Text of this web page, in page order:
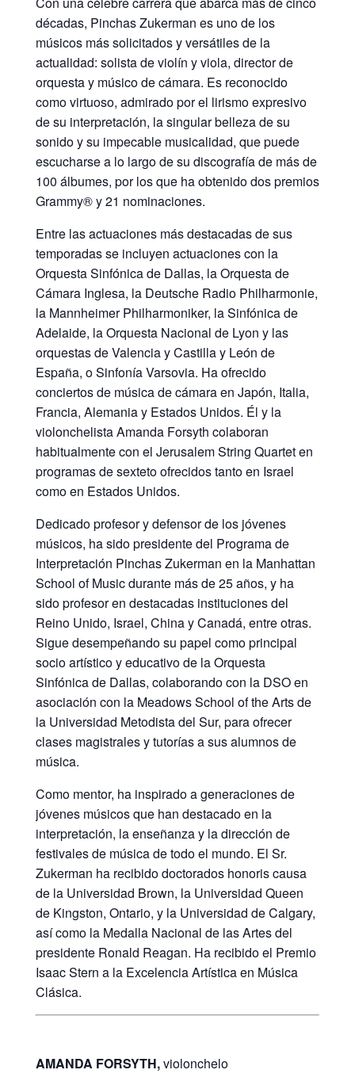
décadas, Pinchas Zukerman es uno de los
músicos más solicitados y versátiles de la
actualidad: solista de violín y viola, director de
orquesta y músico de cámara. Es reconocido
como virtuoso, admirado por el lirismo expresivo
de su interpretación, la singular belleza de su
sonido y su impecable musicalidad, que puede
escucharse a lo largo de su discografía de más de
100 álbumes, por los que ha obtenido dos premios
Grammy® y 21 nominaciones.
Entre las actuaciones más destacadas de sus
temporadas se incluyen actuaciones con la
Orquesta Sinfónica de Dallas, la Orquesta de
Cámara Inglesa, la Deutsche Radio Philharmonie,
la Mannheimer Philharmoniker, la Sinfónica de
Adelaide, la Orquesta Nacional de Lyon y las
orquestas de Valencia y Castilla y León de
España, o Sinfonía Varsovia. Ha ofrecido
conciertos de música de cámara en Japón, Italia,
Francia, Alemania y Estados Unidos. Él y la
violonchelista Amanda Forsyth colaboran
habitualmente con el Jerusalem String Quartet en
programas de sexteto ofrecidos tanto en Israel
como en Estados Unidos.
Dedicado profesor y defensor de los jóvenes
músicos, ha sido presidente del Programa de
Interpretación Pinchas Zukerman en la Manhattan
School of Music durante más de 25 años, y ha
sido profesor en destacadas instituciones del
Reino Unido, Israel, China y Canadá, entre otras.
Sigue desempeñando su papel como principal
socio artístico y educativo de la Orquesta
Sinfónica de Dallas, colaborando con la DSO en
asociación con la Meadows School of the Arts de
la Universidad Metodista del Sur, para ofrecer
clases magistrales y tutorías a sus alumnos de
música.
Como mentor, ha inspirado a generaciones de
jóvenes músicos que han destacado en la
interpretación, la enseñanza y la dirección de
festivales de música de todo el mundo. El Sr.
Zukerman ha recibido doctorados honoris causa
de la Universidad Brown, la Universidad Queen
de Kingston, Ontario, y la Universidad de Calgary,
así como la Medalla Nacional de las Artes del
presidente Ronald Reagan. Ha recibido el Premio
Isaac Stern a la Excelencia Artística en Música
Clásica.
AMANDA FORSYTH,violonchelo